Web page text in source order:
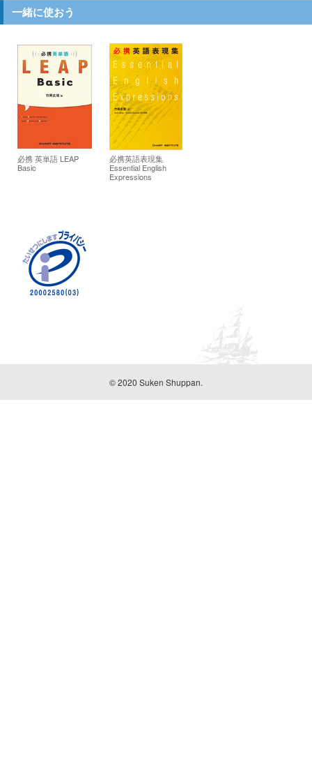
一緒に使おう
必携 英単語 LEAP
Basic
必携英語表現集
Essential English
Expressions
© 2020 Suken Shuppan.